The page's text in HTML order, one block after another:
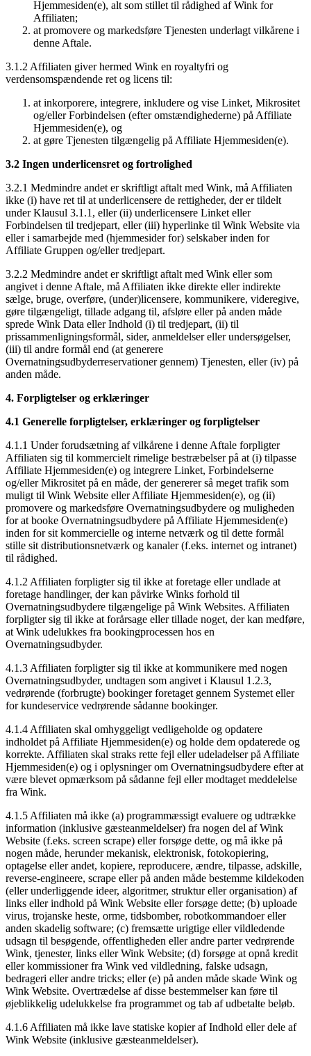
Hjemmesiden(e), alt som stillet til rådighed af Wink for
Affiliaten;
at promovere og markedsføre Tjenesten underlagt vilkårene i
denne Aftale.
3.1.2 Affiliaten giver hermed Wink en royaltyfri og
verdensomspændende ret og licens til:
at inkorporere, integrere, inkludere og vise Linket, Mikrositet
og/eller Forbindelsen (efter omstændighederne) på Affiliate
Hjemmesiden(e), og
at gøre Tjenesten tilgængelig på Affiliate Hjemmesiden(e).
3.2 Ingen underlicensret og fortrolighed
3.2.1 Medmindre andet er skriftligt aftalt med Wink, må Affiliaten
ikke (i) have ret til at underlicensere de rettigheder, der er tildelt
under Klausul 3.1.1, eller (ii) underlicensere Linket eller
Forbindelsen til tredjepart, eller (iii) hyperlinke til Wink Website via
eller i samarbejde med (hjemmesider for) selskaber inden for
Affiliate Gruppen og/eller tredjepart.
3.2.2 Medmindre andet er skriftligt aftalt med Wink eller som
angivet i denne Aftale, må Affiliaten ikke direkte eller indirekte
sælge, bruge, overføre, (under)licensere, kommunikere, videregive,
gøre tilgængeligt, tillade adgang til, afsløre eller på anden måde
sprede Wink Data eller Indhold (i) til tredjepart, (ii) til
prissammenligningsformål, sider, anmeldelser eller undersøgelser,
(iii) til andre formål end (at generere
Overnatningsudbyderreservationer gennem) Tjenesten, eller (iv) på
anden måde.
4. Forpligtelser og erklæringer
4.1 Generelle forpligtelser, erklæringer og forpligtelser
4.1.1 Under forudsætning af vilkårene i denne Aftale forpligter
Affiliaten sig til kommercielt rimelige bestræbelser på at (i) tilpasse
Affiliate Hjemmesiden(e) og integrere Linket, Forbindelserne
og/eller Mikrositet på en måde, der genererer så meget trafik som
muligt til Wink Website eller Affiliate Hjemmesiden(e), og (ii)
promovere og markedsføre Overnatningsudbydere og muligheden
for at booke Overnatningsudbydere på Affiliate Hjemmesiden(e)
inden for sit kommercielle og interne netværk og til dette formål
stille sit distributionsnetværk og kanaler (f.eks. internet og intranet)
til rådighed.
4.1.2 Affiliaten forpligter sig til ikke at foretage eller undlade at
foretage handlinger, der kan påvirke Winks forhold til
Overnatningsudbydere tilgængelige på Wink Websites. Affiliaten
forpligter sig til ikke at forårsage eller tillade noget, der kan medføre,
at Wink udelukkes fra bookingprocessen hos en
Overnatningsudbyder.
4.1.3 Affiliaten forpligter sig til ikke at kommunikere med nogen
Overnatningsudbyder, undtagen som angivet i Klausul 1.2.3,
vedrørende (forbrugte) bookinger foretaget gennem Systemet eller
for kundeservice vedrørende sådanne bookinger.
4.1.4 Affiliaten skal omhyggeligt vedligeholde og opdatere
indholdet på Affiliate Hjemmesiden(e) og holde dem opdaterede og
korrekte. Affiliaten skal straks rette fejl eller udeladelser på Affiliate
Hjemmesiden(e) og i oplysninger om Overnatningsudbydere efter at
være blevet opmærksom på sådanne fejl eller modtaget meddelelse
fra Wink.
4.1.5 Affiliaten må ikke (a) programmæssigt evaluere og udtrække
information (inklusive gæsteanmeldelser) fra nogen del af Wink
Website (f.eks. screen scrape) eller forsøge dette, og må ikke på
nogen måde, herunder mekanisk, elektronisk, fotokopiering,
optagelse eller andet, kopiere, reproducere, ændre, tilpasse, adskille,
reverse-engineere, scrape eller på anden måde bestemme kildekoden
(eller underliggende ideer, algoritmer, struktur eller organisation) af
links eller indhold på Wink Website eller forsøge dette; (b) uploade
virus, trojanske heste, orme, tidsbomber, robotkommandoer eller
anden skadelig software; (c) fremsætte urigtige eller vildledende
udsagn til besøgende, offentligheden eller andre parter vedrørende
Wink, tjenester, links eller Wink Website; (d) forsøge at opnå kredit
eller kommissioner fra Wink ved vildledning, falske udsagn,
bedrageri eller andre tricks; eller (e) på anden måde skade Wink og
Wink Website. Overtrædelse af disse bestemmelser kan føre til
øjeblikkelig udelukkelse fra programmet og tab af udbetalte beløb.
4.1.6 Affiliaten må ikke lave statiske kopier af Indhold eller dele af
Wink Website (inklusive gæsteanmeldelser).